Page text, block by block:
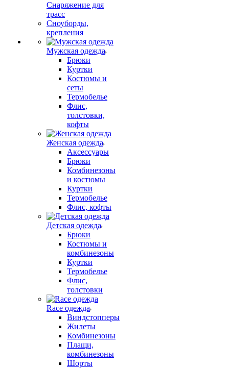
Снаряжение для
трасс
Сноуборды,
крепления
Мужская одежда
Брюки
Куртки
Костюмы и
сеты
Термобелье
Флис,
толстовки,
кофты
Женская одежда
Аксессуары
Брюки
Комбинезоны
и костюмы
Куртки
Термобелье
Флис, кофты
Детская одежда
Брюки
Костюмы и
комбинезоны
Куртки
Термобелье
Флис,
толстовки
Race одежда
Виндстопперы
Жилеты
Комбинезоны
Плащи,
комбинезоны
Шорты